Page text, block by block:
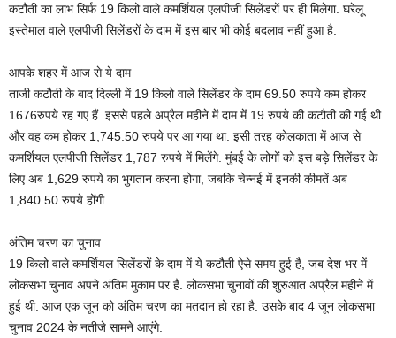
कटौती का लाभ सिर्फ 19 किलो वाले कमर्शियल एलपीजी सिलेंडरों पर ही मिलेगा. घरेलू
इस्तेमाल वाले एलपीजी सिलेंडरों के दाम में इस बार भी कोई बदलाव नहीं हुआ है.
आपके शहर में आज से ये दाम
ताजी कटौती के बाद दिल्ली में 19 किलो वाले सिलेंडर के दाम 69.50 रुपये कम होकर
1676रुपये रह गए हैं. इससे पहले अप्रैल महीने में दाम में 19 रुपये की कटौती की गई थी
और वह कम होकर 1,745.50 रुपये पर आ गया था. इसी तरह कोलकाता में आज से
कमर्शियल एलपीजी सिलेंडर 1,787 रुपये में मिलेंगे. मुंबई के लोगों को इस बड़े सिलेंडर के
लिए अब 1,629 रुपये का भुगतान करना होगा, जबकि चेन्नई में इनकी कीमतें अब
1,840.50 रुपये होंगी.
अंतिम चरण का चुनाव
19 किलो वाले कमर्शियल सिलेंडरों के दाम में ये कटौती ऐसे समय हुई है, जब देश भर में
लोकसभा चुनाव अपने अंतिम मुकाम पर है. लोकसभा चुनावों की शुरुआत अप्रैल महीने में
हुई थी. आज एक जून को अंतिम चरण का मतदान हो रहा है. उसके बाद 4 जून लोकसभा
चुनाव 2024 के नतीजे सामने आएंगे.